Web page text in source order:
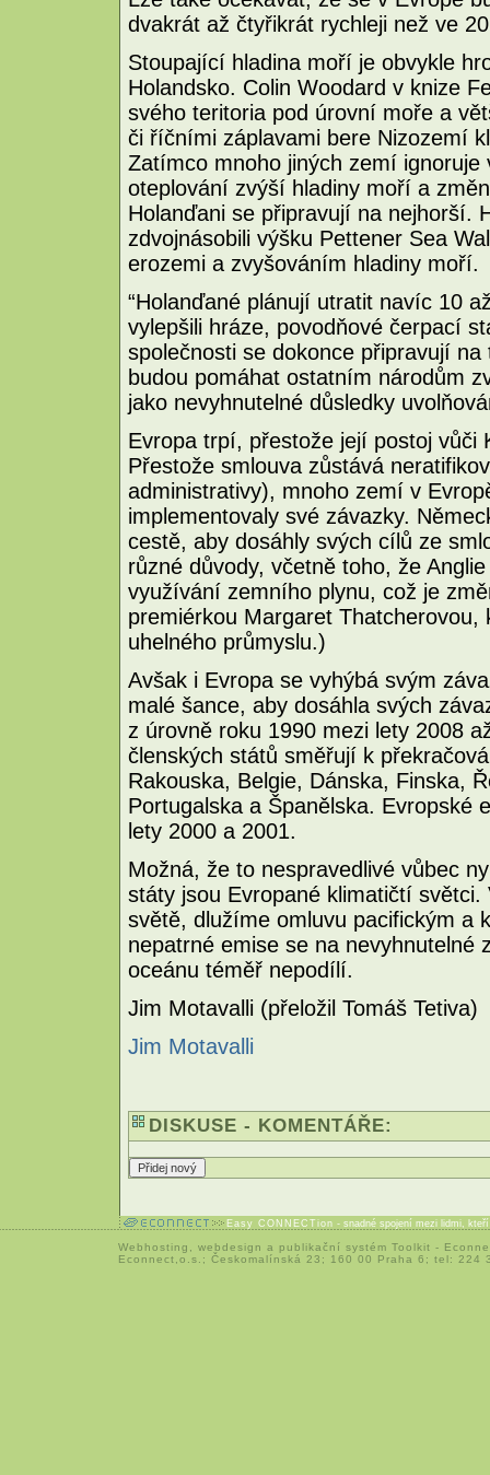
dvakrát až čtyřikrát rychleji než ve
Stoupající hladina moří je obvykle
Holandsko. Colin Woodard v knize
svého teritoria pod úrovní moře a
či říčními záplavami bere Nizozemí
Zatímco mnoho jiných zemí
oteplování zvýší hladiny moří a
Holanďani se připravují na nejhorší.
zdvojnásobili výšku Pettener Sea
erozemi a zvyšováním hladiny moří.
“Holanďané plánují utratit navíc 10
vylepšili hráze, povodňové čerpací
společnosti se dokonce připravují
budou pomáhat ostatním národům
jako nevyhnutelné důsledky
Evropa trpí, přestože její postoj vůči
Přestože smlouva zůstává
administrativy), mnoho zemí v
implementovaly své závazky.
cestě, aby dosáhly svých cílů ze
různé důvody, včetně toho, že
využívání zemního plynu, což je
premiérkou Margaret Thatcherovou,
uhelného průmyslu.)
Avšak i Evropa se vyhýbá svým
malé šance, aby dosáhla svých
z úrovně roku 1990 mezi lety 2008
členských států směřují k
Rakouska, Belgie, Dánska, Finska,
Portugalska a Španělska. Evropské
lety 2000 a 2001.
Možná, že to nespravedlivé vůbec
státy jsou Evropané klimatičtí
světě, dlužíme omluvu pacifickým a
nepatrné emise se na nevyhnutelné
oceánu téměř nepodílí.
Jim Motavalli (přeložil Tomáš Tetiva)
Jim Motavalli
DISKUSE - KOMENTÁŘE:
Easy CONNECTion - snadné spojení mezi lidmi,
Webhosting webdesign a publikační systém Toolkit -
Econnect,o.s.; Českomalínská 23; 160 00 Praha 6; tel: 224